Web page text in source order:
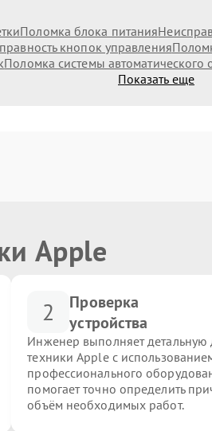
Поломка блока питания
кнопок управления
Поломка системы автоматического
Показать еще
Apple
2
Проверка
устройства
Инженер выполняет детальную
техники Apple с
профессионального
помогает точно определить
объём необходимых работ.